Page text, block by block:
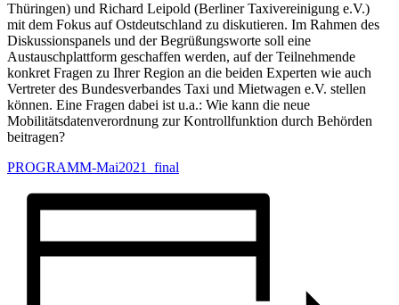
Thüringen) und Richard Leipold (Berliner Taxivereinigung e.V.)
mit dem Fokus auf Ostdeutschland zu diskutieren. Im Rahmen des
Diskussionspanels und der Begrüßungsworte soll eine
Austauschplattform geschaffen werden, auf der Teilnehmende
konkret Fragen zu Ihrer Region an die beiden Experten wie auch
Vertreter des Bundesverbandes Taxi und Mietwagen e.V. stellen
können. Eine Fragen dabei ist u.a.: Wie kann die neue
Mobilitätsdatenverordnung zur Kontrollfunktion durch Behörden
beitragen?
PROGRAMM-Mai2021_final